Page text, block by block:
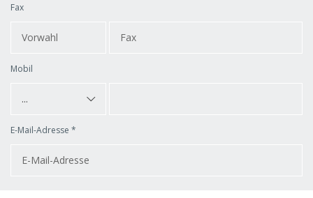
Fax
Mobil
...
E-Mail-Adresse *